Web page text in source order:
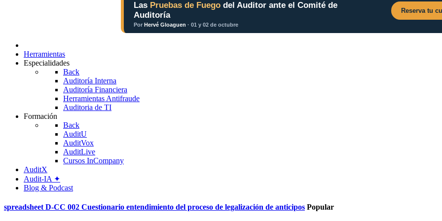
Las Pruebas de Fuego del Auditor ante el Comité de
Auditoría
Por Hervé Gloaguen · 01 y 02 de octubre
Reserva tu
Herramientas
Especialidades
Back
Auditoría Interna
Auditoría Financiera
Herramientas Antifraude
Auditoria de TI
Formación
Back
AuditU
AuditVox
AuditLive
Cursos InCompany
AuditX
Audit-IA ✦
Blog & Podcast
spreadsheet D-CC 002 Cuestionario entendimiento del proceso de legalización de anticipos Popular